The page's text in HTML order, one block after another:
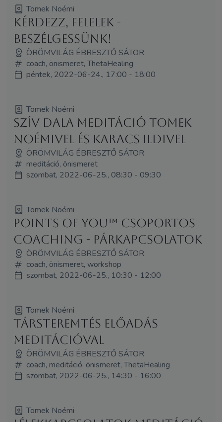
Tomek Noémi
Kérdezz, felelek -
Beszélgessünk!
ÖRÖMVILÁG ÉBRESZTŐ SÁTOR
coach, önismeret, ThetaHealing
péntek, 2022-06-24., 17:00 - 18:00
Tomek Noémi
Szív dala meditáció Tomek
Noémivel és Karacs Ildivel
ÖRÖMVILÁG ÉBRESZTŐ SÁTOR
meditáció, önismeret
szombat, 2022-06-25., 08:30 - 09:30
Tomek Noémi
Points of You™ csoportos
coaching - Párkapcsolatok
ÖRÖMVILÁG ÉBRESZTŐ SÁTOR
coach, önismeret, workshop
szombat, 2022-06-25., 10:30 - 12:00
Tomek Noémi
Társteremtés előadás
meditációval
ÖRÖMVILÁG ÉBRESZTŐ SÁTOR
coach, meditáció, önismeret, ThetaHealing
szombat, 2022-06-25., 14:30 - 16:00
Tomek Noémi